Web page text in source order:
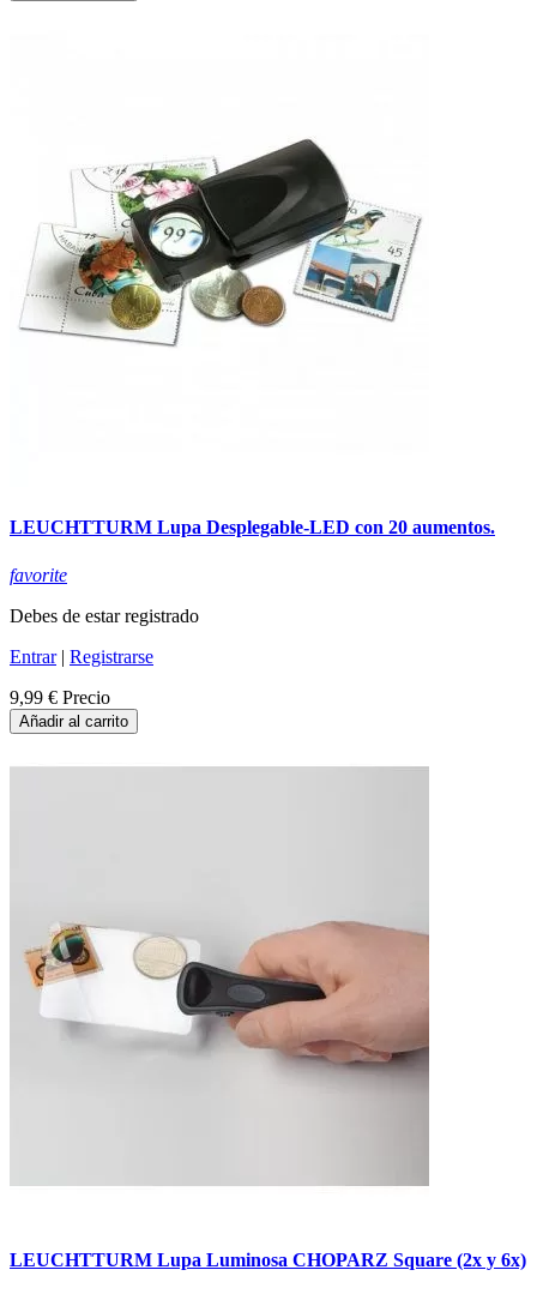
LEUCHTTURM Lupa Desplegable-LED con 20 aumentos.
favorite
Debes de estar registrado
Entrar| Registrarse
9,99 € Precio
Añadir al carrito
LEUCHTTURM Lupa Luminosa CHOPARZ Square (2x y 6x)